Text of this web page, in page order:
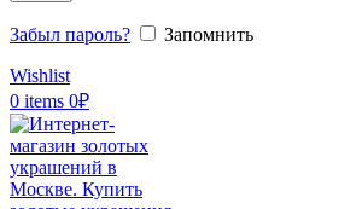
Забыл пароль?
Запомнить
Wishlist
0 items 0₽